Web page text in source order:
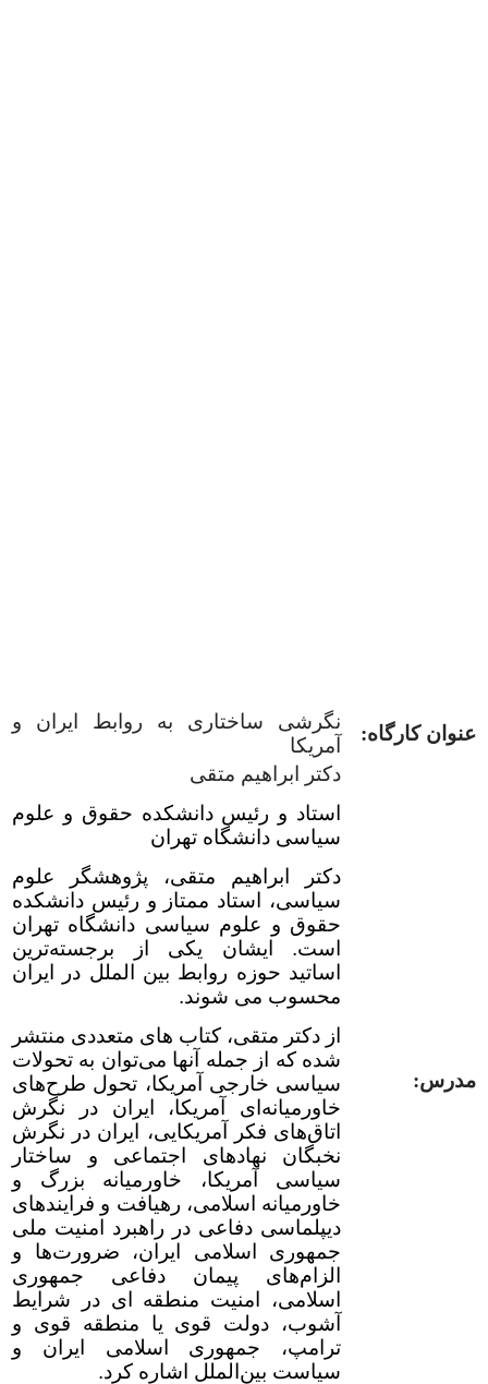
عنوان کارگاه:
نگرشی ساختاری به روابط ایران و
آمریکا
مدرس:
دکتر ابراهیم متقی
استاد و رئیس دانشکده حقوق و علوم
سیاسی دانشگاه تهران
دکتر ابراهیم متقی، پژوهشگر علوم
سیاسی، استاد ممتاز و رئیس دانشکده
حقوق و علوم سیاسی دانشگاه تهران
است. ایشان یکی از برجسته‌ترین
اساتید حوزه روابط بین الملل در ایران
محسوب می شوند.
از دکتر متقی، کتاب های متعددی منتشر
شده که از جمله آنها می‌توان به تحولات
سیاسی خارجی آمریکا، تحول طرح‌های
خاورمیانه‌ای آمریکا، ایران در نگرش
اتاق‌های فکر آمریکایی، ایران در نگرش
نخبگان نهادهای اجتماعی و ساختار
سیاسی آمریکا، خاورمیانه بزرگ و
خاورمیانه اسلامی، رهیافت و فرایندهای
دیپلماسی دفاعی در راهبرد امنیت ملی
جمهوری اسلامی ایران، ضرورت‌ها و
الزام‌های پیمان دفاعی جمهوری
اسلامی، امنیت منطقه ای در شرایط
آشوب، دولت قوی یا منطقه قوی و
ترامپ، جمهوری اسلامی ایران و
سیاست بین‌الملل اشاره کرد.